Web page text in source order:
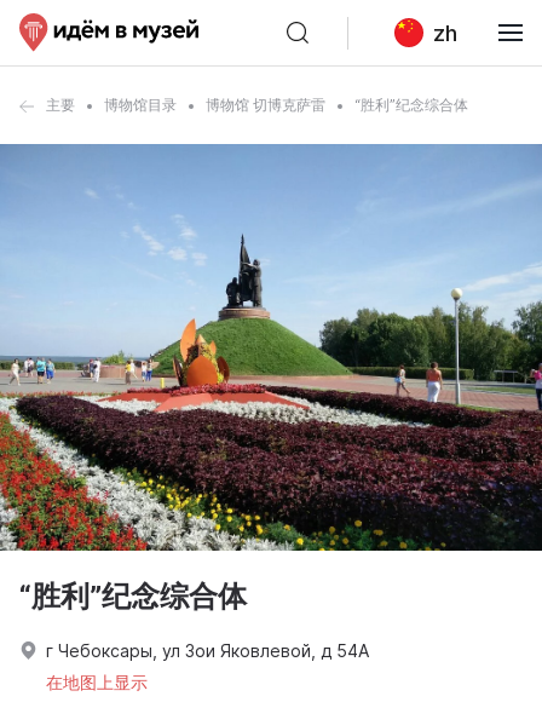
zh
主要 博物馆目录 博物馆 切博克萨雷 “胜利”纪念综合体
“胜利”纪念综合体
г Чебоксары, ул Зои Яковлевой, д 54А
在地图上显示